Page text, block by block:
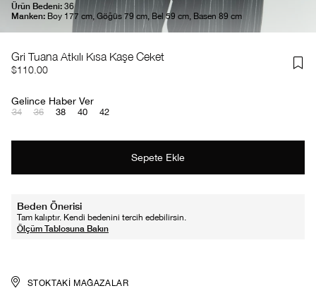
Ürün Bedeni: 36
Manken: Boy 177 cm, Göğüs 79 cm, Bel 59 cm, Basen 89 cm
Gri Tuana Atkılı Kısa Kaşe Ceket
$110.00
Gelince Haber Ver
34 36 38 40 42
Beden Önerisi
Tam kalıptır. Kendi bedenini tercih edebilirsin.
STOKTAKI MAĞAZALAR